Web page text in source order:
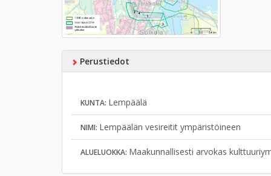
Perustiedot
KUNTA: Lempäälä
NIMI: Lempäälän vesireitit ympäristöineen
ALUELUOKKA: Maakunnallisesti arvokas